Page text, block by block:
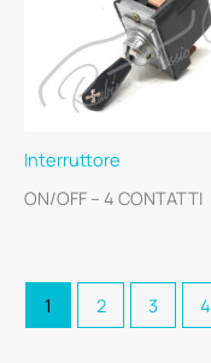
Interruttore
ON/OFF – 4 CONTATTI
1 2 3 4